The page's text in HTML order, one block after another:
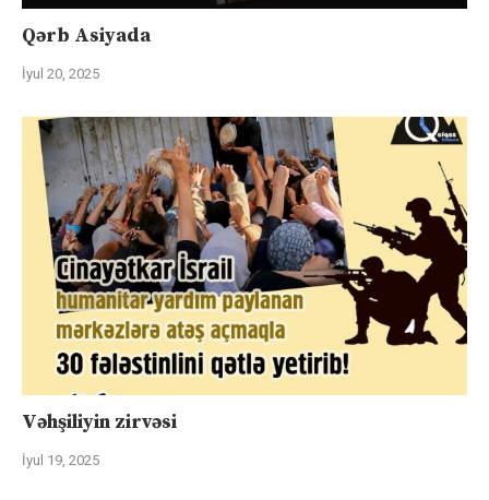
Qərb Asiyada
İyul 20, 2025
Vəhşiliyin zirvəsi
İyul 19, 2025